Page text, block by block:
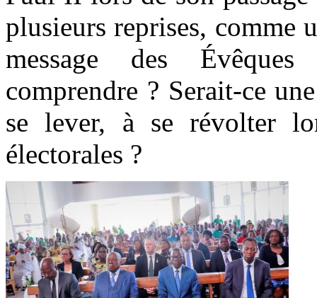
plusieurs reprises, comme
message des
comprendre ? Serait-ce
se lever, à se révolter
électorales ?